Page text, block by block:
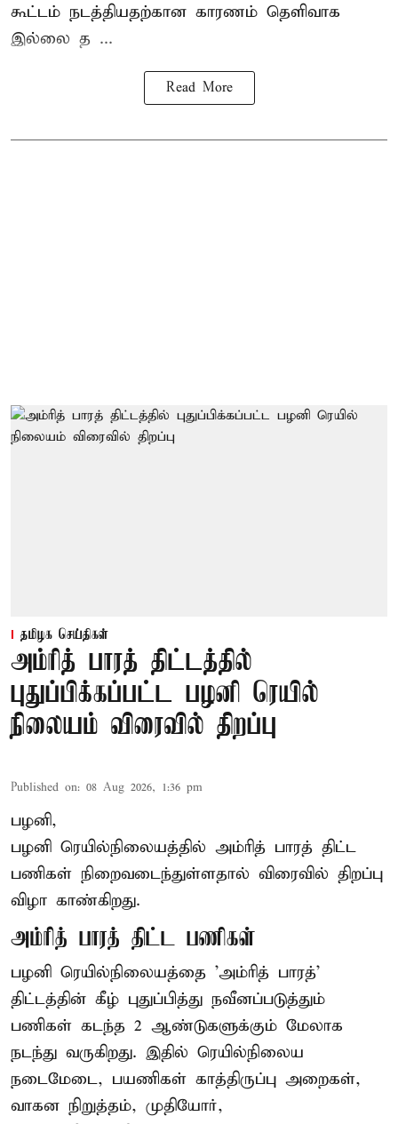
கூட்டம் நடத்தியதற்கான காரணம் தெளிவாக
இல்லை த ...
Read More
தமிழக செய்திகள்
அம்ரித் பாரத் திட்டத்தில்
புதுப்பிக்கப்பட்ட பழனி ரெயில்
நிலையம் விரைவில் திறப்பு
Published on: 08 Aug 2026, 1:36 pm
பழனி,
பழனி ரெயில்நிலையத்தில் அம்ரித் பாரத் திட்ட
பணிகள் நிறைவடைந்துள்ளதால் விரைவில் திறப்பு
விழா காண்கிறது.
அம்ரித் பாரத் திட்ட பணிகள்
பழனி ரெயில்நிலையத்தை 'அம்ரித் பாரத்'
திட்டத்தின் கீழ் புதுப்பித்து நவீனப்படுத்தும்
பணிகள் கடந்த 2 ஆண்டுகளுக்கும் மேலாக
நடந்து வருகிறது. இதில் ரெயில்நிலைய
நடைமேடை, பயணிகள் காத்திருப்பு அறைகள்,
வாகன நிறுத்தம், முதியோர்,